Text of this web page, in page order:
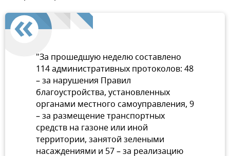
"За прошедшую неделю составлено
114 административных протоколов: 48
– за нарушения Правил
благоустройства, установленных
органами местного самоуправления, 9
– за размещение транспортных
средств на газоне или иной
территории, занятой зелеными
насаждениями и 57 – за реализацию